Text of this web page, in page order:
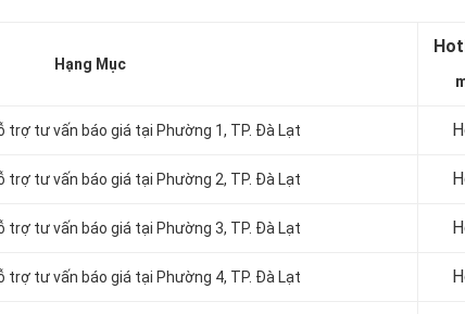
Hạng Mục
trợ tư vấn báo giá tại Phường 1, TP. Đà Lạt
trợ tư vấn báo giá tại Phường 2, TP. Đà Lạt
trợ tư vấn báo giá tại Phường 3, TP. Đà Lạt
trợ tư vấn báo giá tại Phường 4, TP. Đà Lạt